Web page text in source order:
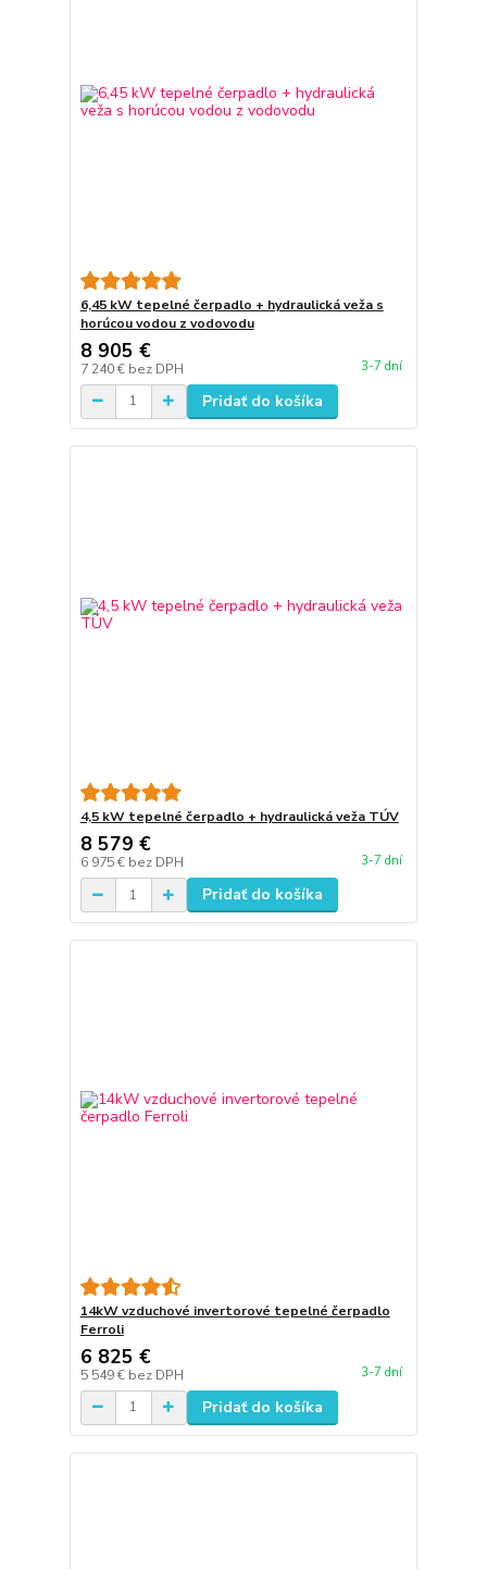
6,45 kW tepelné čerpadlo + hydraulická veža s
horúcou vodou z vodovodu
8 905 €
7 240 € bez DPH 3-7 dní
Pridať do košíka
4,5 kW tepelné čerpadlo + hydraulická veža TÚV
8 579 €
6 975 € bez DPH 3-7 dní
Pridať do košíka
14kW vzduchové invertorové tepelné čerpadlo
Ferroli
6 825 €
5 549 € bez DPH 3-7 dní
Pridať do košíka